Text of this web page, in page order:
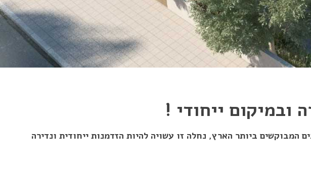
ובמיקום ייחודי !
ביותר הארץ, נחלה זו עשויה להיות הזדמנות ייחודית ונדירה